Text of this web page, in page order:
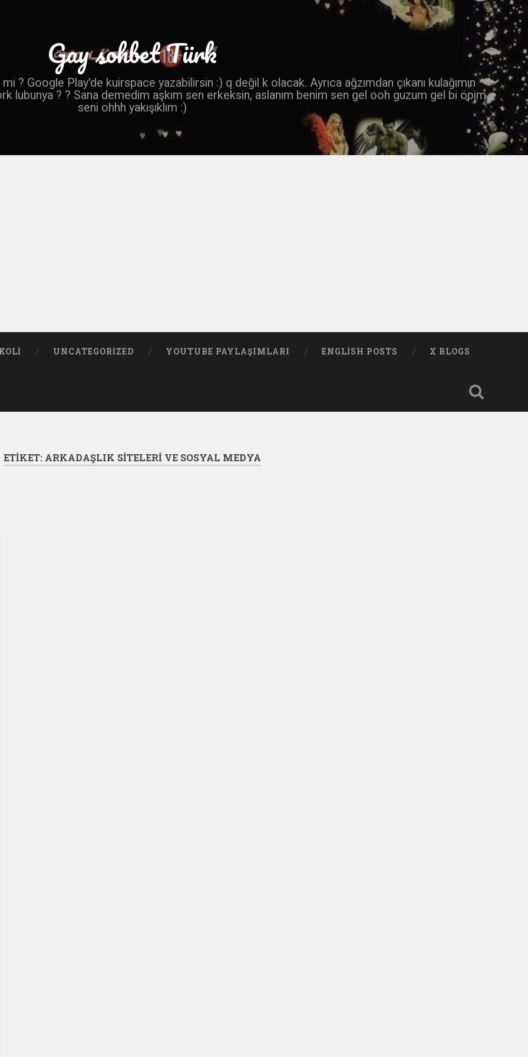
Gay sohbet Türk
? Google Play'de kuirspace yazabilirsin :) q değil k olacak. Ayrıca ağzımdan çıkanı kulağımın
lubunya ? ? Sana demedim aşkım sen erkeksin, aslanım benim sen gel ooh guzum gel bi öpim
seni ohhh yakışıklım :)
UNCATEGORIZED YOUTUBE PAYLAŞIMLARI ENGLISH POSTS X BLOGS
ETIKET: ARKADAŞLIK SITELERI VE SOSYAL MEDYA